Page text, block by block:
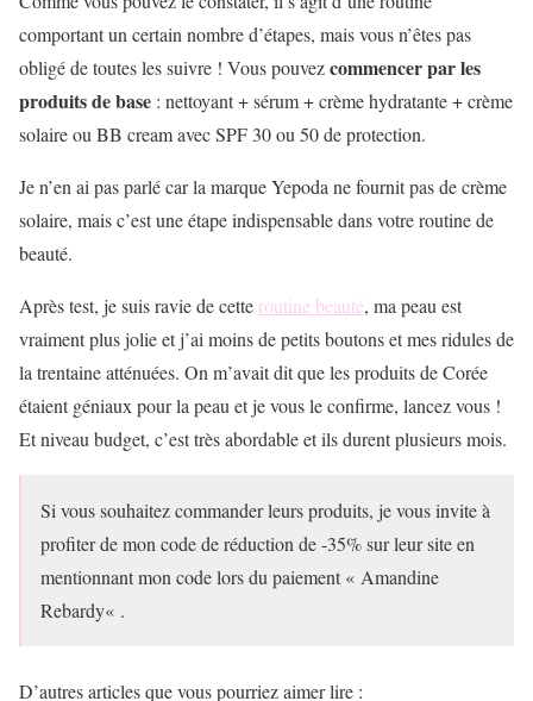
comportant un certain nombre d’étapes, mais vous n’êtes pas
obligé de toutes les suivre ! Vous pouvezcommencer par les
produits de base : nettoyant + sérum + crème hydratante + crème
solaire ou BB cream avec SPF 30 ou 50 de protection.
Je n’en ai pas parlé car la marque Yepoda ne fournit pas de crème
solaire, mais c’est une étape indispensable dans votre routine de
beauté.
Après test, je suis ravie de cette routine beauté, ma peau est
vraiment plus jolie et j’ai moins de petits boutons et mes ridules de
la trentaine atténuées. On m’avait dit que les produits de Corée
étaient géniaux pour la peau et je vous le confirme, lancez vous !
Et niveau budget, c’est très abordable et ils durent plusieurs mois.
Si vous souhaitez commander leurs produits, je vous invite à
profiter de mon code de réduction de -35% sur leur site en
mentionnant mon code lors du paiement « Amandine
Rebardy« .
D’autres articles que vous pourriez aimer lire :